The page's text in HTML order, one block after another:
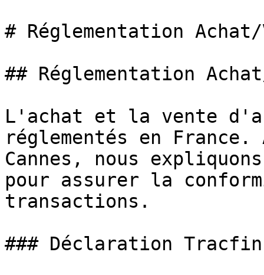
# Réglementation
## Réglementation
L'achat et la vente
réglementés en
Cannes, nous
pour assurer la
transactions.
### Déclaration